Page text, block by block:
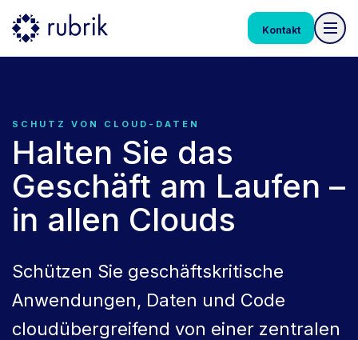
Kontakt
SCHUTZ VON CLOUD-DATEN
Halten Sie das
Geschäft am Laufen –
in allen Clouds
Schützen Sie geschäftskritische
Anwendungen, Daten und Code
cloudübergreifend von einer zentralen